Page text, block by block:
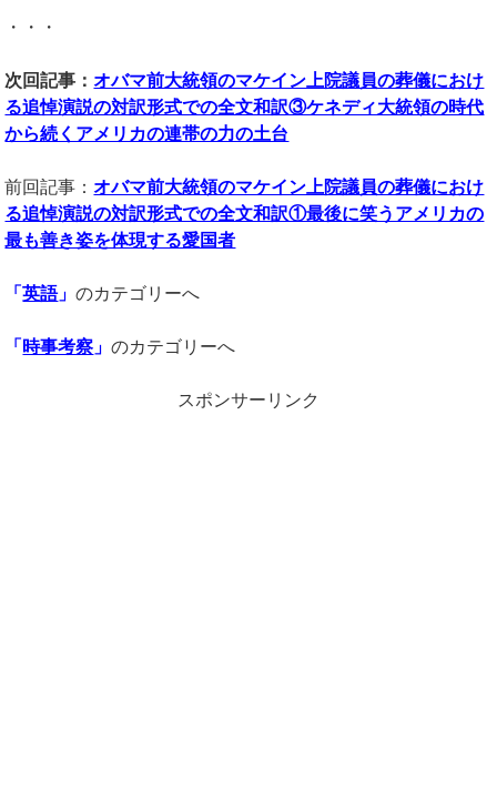
・・・
次回記事：オバマ前大統領のマケイン上院議員の葬儀におけ
る追悼演説の対訳形式での全文和訳③ケネディ大統領の時代
から続くアメリカの連帯の力の土台
前回記事：オバマ前大統領のマケイン上院議員の葬儀におけ
る追悼演説の対訳形式での全文和訳①最後に笑うアメリカの
最も善き姿を体現する愛国者
「英語」のカテゴリーへ
「 時事考察 」のカテゴリーへ
スポンサーリンク